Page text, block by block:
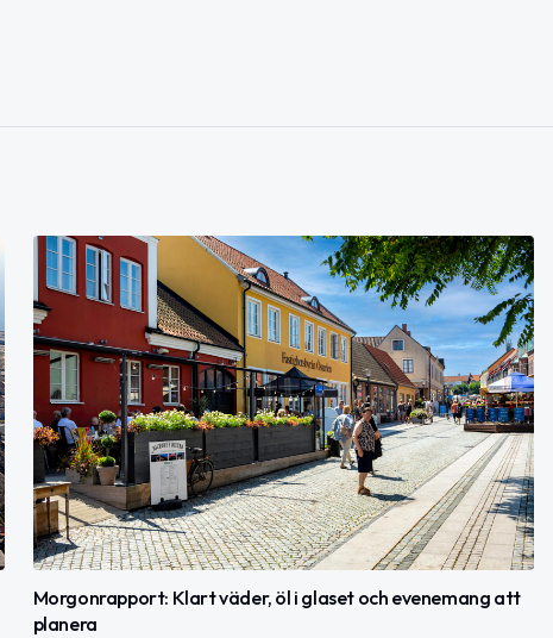
Morgonrapport: Klart väder, öl i glaset och evenemang att
planera